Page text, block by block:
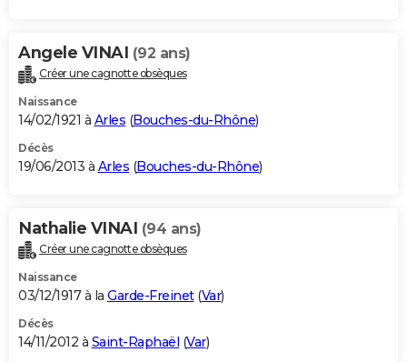
Angele VINAI (92 ans)
Créer une cagnotte obsèques
Naissance
14/02/1921 à Arles (Bouches-du-Rhône)
Décès
19/06/2013 à Arles (Bouches-du-Rhône)
Nathalie VINAI (94 ans)
Créer une cagnotte obsèques
Naissance
03/12/1917 à la Garde-Freinet(Var)
Décès
14/11/2012 à Saint-Raphaël (Var)